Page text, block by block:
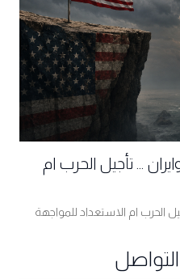
... تأجيل الحرب ام
الحرب ام الاستعداد للمواجهة